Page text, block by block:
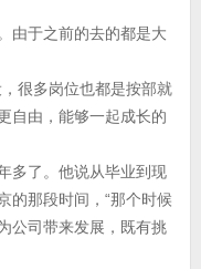
由于之前的去的都是大
很多岗位也都是按部就
自由，能够一起成长的
多了。他说从毕业到现
的那段时间，“那个时候
公司带来发展，既有挑